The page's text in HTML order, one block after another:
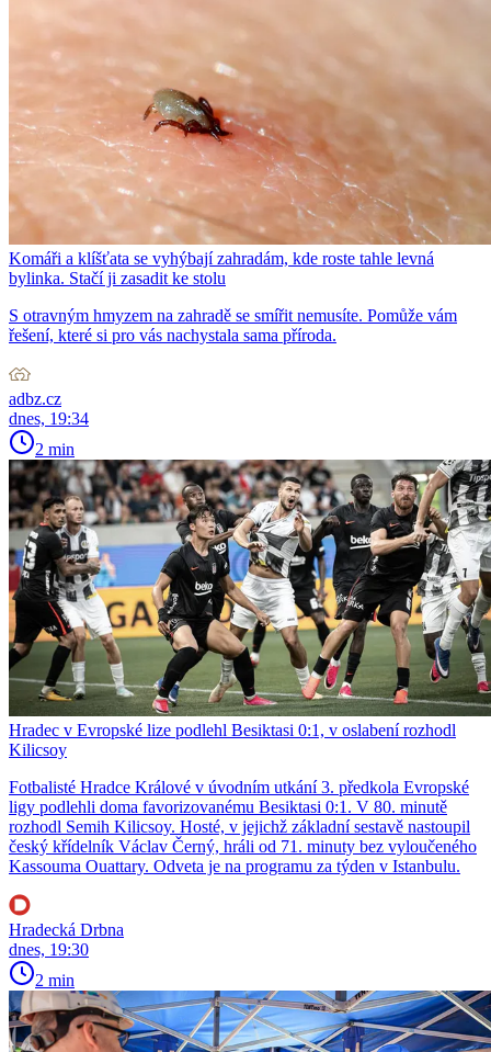
Komáři a klíšťata se vyhýbají zahradám, kde roste tahle levná
bylinka. Stačí ji zasadit ke stolu
S otravným hmyzem na zahradě se smířit nemusíte. Pomůže vám
řešení, které si pro vás nachystala sama příroda.
adbz.cz
dnes, 19:34
2 min
Hradec v Evropské lize podlehl Besiktasi 0:1, v oslabení rozhodl
Kilicsoy
Fotbalisté Hradce Králové v úvodním utkání 3. předkola Evropské
ligy podlehli doma favorizovanému Besiktasi 0:1. V 80. minutě
rozhodl Semih Kilicsoy. Hosté, v jejichž základní sestavě nastoupil
český křídelník Václav Černý, hráli od 71. minuty bez vyloučeného
Kassouma Ouattary. Odveta je na programu za týden v Istanbulu.
Hradecká Drbna
dnes, 19:30
2 min